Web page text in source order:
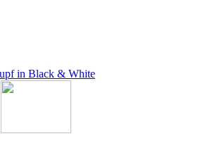
in Black & White